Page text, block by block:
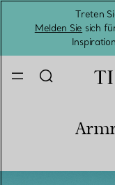
Treten
Melden Sie sich